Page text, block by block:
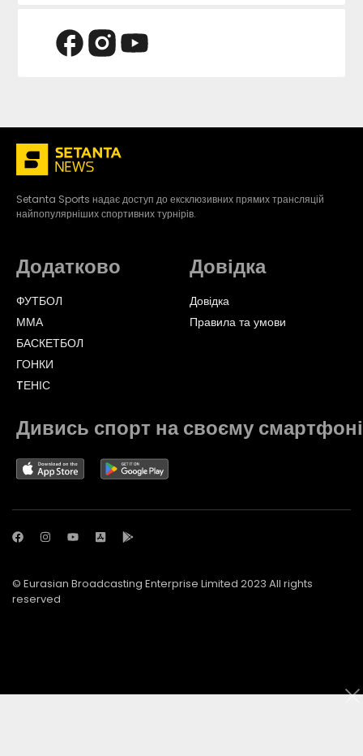
Setanta Sports надає доступ до ексклюзивних прямих трансляцій
найпопулярніших спортивних турнірів.
Додатково
ФУТБОЛ
ММА
БАСКЕТБОЛ
ГОНКИ
TЕНІС
Довідка
Довідка
Правила та умови
Дивись спорт на своєму смартфоні
© Eurasian Broadcasting Enterprise Limited 2023 All rights
reserved